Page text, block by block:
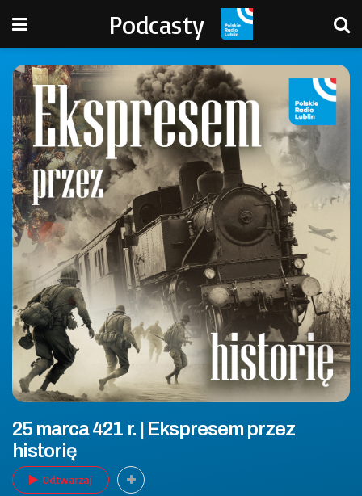
Podcasty
25 marca 421 r. | Ekspresem przez
historię
Odtwarzaj